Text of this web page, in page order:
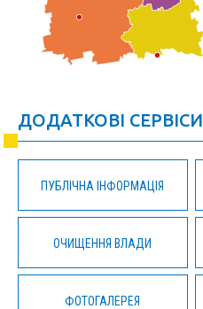
ДОДАТКОВІ СЕРВІСИ
ПУБЛІЧНА ІНФОРМАЦІЯ
ОЧИЩЕННЯ ВЛАДИ
ФОТОГАЛЕРЕЯ